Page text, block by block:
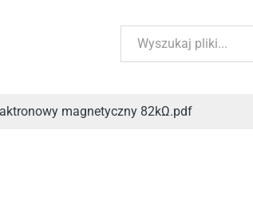
magnetyczny 82kΩ.pdf